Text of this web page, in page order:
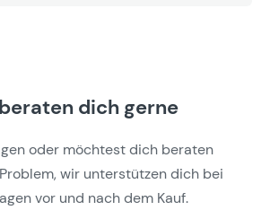
dich gerne
oder möchtest dich beraten
wir unterstützen dich bei
vor und nach dem Kauf.